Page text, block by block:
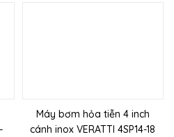
Máy bơm hỏa tiễn 4 inch
cánh inox VERATTI 4SP14-18